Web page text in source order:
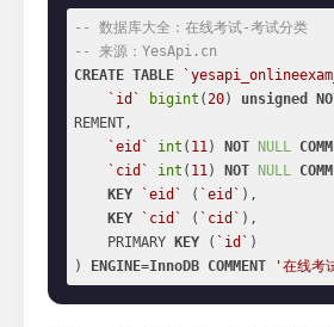
-- 数据库大全：在线考试-考试分类
-- 来源：YesApi.cn
CREATE TABLE
`id`
bigint (20) unsigned
REMENT,
`eid`
int ( 11) NOT NULL
`cid`
int ( 11) NOT NULL
KEY
`eid` ( `eid` ),
KEY
`cid` ( `cid` ),
    PRIMARY
KEY ( `id` )
)
ENGINE=InnoDB COMMENT '在线考